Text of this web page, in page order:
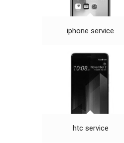
iphone service
htc service